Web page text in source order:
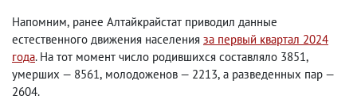
Напомним, ранее Алтайкрайстат приводил данные
естественного движения населения за первый квартал 2024
года. На тот момент число родившихся составляло 3851,
умерших — 8561, молодоженов — 2213, а разведенных пар —
2604.